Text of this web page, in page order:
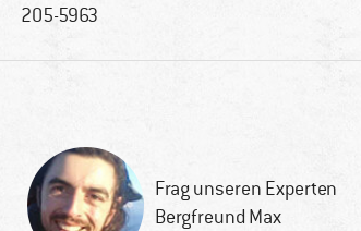
205-5963
Frag unseren Experten
Bergfreund Max